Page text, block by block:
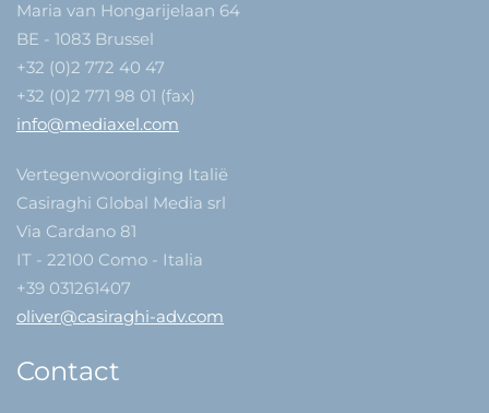
Maria van Hongarijelaan 64
BE - 1083 Brussel
+32 (0)2 772 40 47
+32 (0)2 771 98 01 (fax)
info@mediaxel.com
Vertegenwoordiging Italië
Casiraghi Global Media srl
Via Cardano 81
IT - 22100 Como - Italia
+39 031261407
oliver@casiraghi-adv.com
Contact